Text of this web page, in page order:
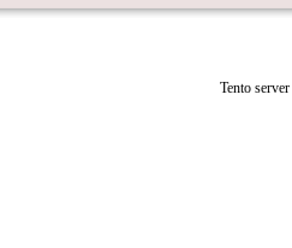
Tento